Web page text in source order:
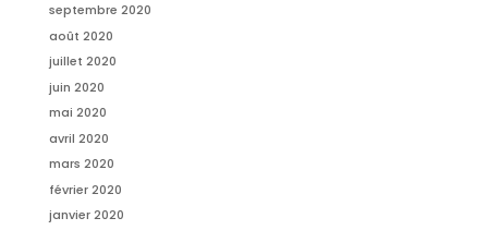
septembre 2020
août 2020
juillet 2020
juin 2020
mai 2020
avril 2020
mars 2020
février 2020
janvier 2020